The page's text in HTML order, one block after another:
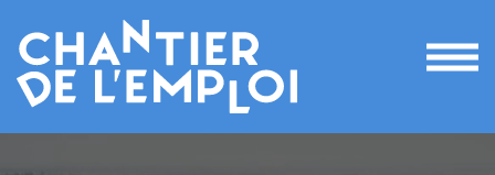
le